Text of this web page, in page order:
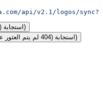
api/v2.1/logos/
استجابة (400 طلب غير صالح)
استجابة (404 لم يتم العثور على المورد)